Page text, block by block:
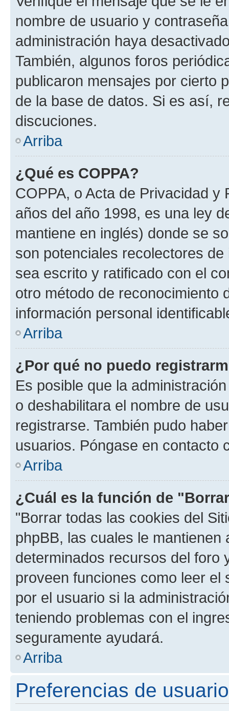
nombre de usuario y
administración haya
También, algunos foros
publicaron mensajes por cierto
de la base de datos. Si es así,
discuciones.
Arriba
¿Qué es COPPA?
COPPA, o Acta de Privacidad
años del año 1998, es una ley
mantiene en inglés) donde se
son potenciales recolectores
sea escrito y ratificado con el
otro método de reconocimiento
información personal
Arriba
¿Por qué no puedo
Es posible que la
o deshabilitara el nombre de
registrarse. También pudo
usuarios. Póngase en contacto
Arriba
¿Cuál es la función de
"Borrar todas las cookies del
phpBB, las cuales le
determinados recursos del foro
proveen funciones como leer el
por el usuario si la
teniendo problemas con el
seguramente ayudará.
Arriba
Preferencias de